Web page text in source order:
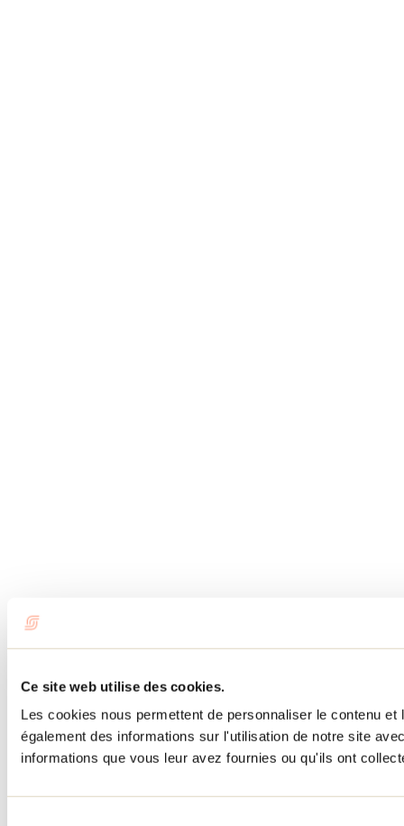
Ce site web utilise des cookies.
Les cookies nous permettent de personnaliser le contenu
également des informations sur l'utilisation de notre site
informations que vous leur avez fournies ou qu'ils ont